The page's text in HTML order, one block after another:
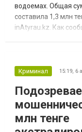
водоемах. Общая
составила 1,3 млн
inAtyrau.kz. Как
Куспангалиев, с
начала купального
зарегистрировано
Криминал 15:19, 6
млн тенге